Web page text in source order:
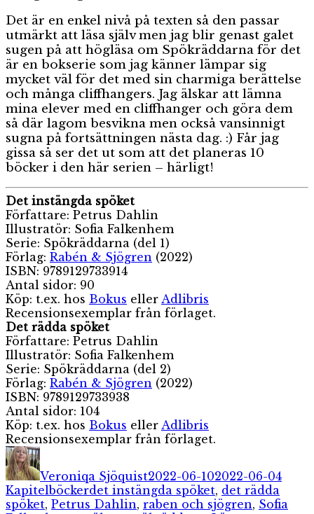
Det är en enkel nivå på texten så den passar
utmärkt att läsa själv men jag blir genast galet
sugen på att högläsa om Spökräddarna för det
är en bokserie som jag känner lämpar sig
mycket väl för det med sin charmiga berättelse
och många cliffhangers. Jag älskar att lämna
mina elever med en cliffhanger och göra dem
så där lagom besvikna men också vansinnigt
sugna på fortsättningen nästa dag. :) Får jag
gissa så ser det ut som att det planeras 10
böcker i den här serien – härligt!
Det instängda spöket
Författare: Petrus Dahlin
Illustratör: Sofia Falkenhem
Serie: Spökräddarna (del 1)
Förlag: Rabén & Sjögren (2022)
ISBN: 9789129733914
Antal sidor: 90
Köp: t.ex. hos Bokus eller Adlibris
Recensionsexemplar från förlaget.
Det rädda spöket
Författare: Petrus Dahlin
Illustratör: Sofia Falkenhem
Serie: Spökräddarna (del 2)
Förlag: Rabén & Sjögren (2022)
ISBN: 9789129733938
Antal sidor: 104
Köp: t.ex. hos Bokus eller Adlibris
Recensionsexemplar från förlaget.
Författare
Veroniqa Sjöquist2022-06-102022-06-04
KapitelböckerEtiketter
det instängda spöket, det rädda
spöket, Petrus Dahlin, raben och sjögren, Sofia